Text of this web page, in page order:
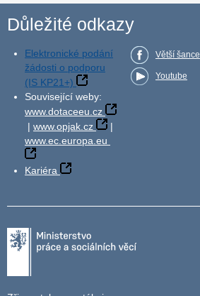
Důležité odkazy
Elektronické podání
žádosti o podporu
(IS KP21+)
Související weby:
www.dotaceeu.cz
| www.opjak.cz
|
www.ec.europa.eu
Kariéra
Větší šance
Youtube